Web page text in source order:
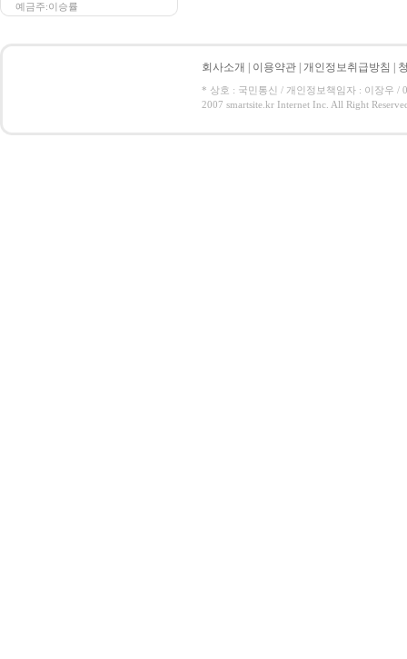
예금주:이승률
회사소개 이용약관 개인정보취급방침
* 상호 : 국민통신 / 개인정보책임자 : 이장우 /
2007 smartsite.kr Internet Inc. All Right